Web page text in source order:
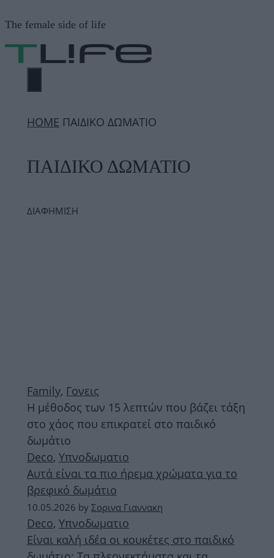
σε
περιεχόμενο
The female side of life
ΜΕΝΟΎ
ΗΟΜΕ ΠΑΙΔΙΚΟ ΔΩΜΑΤΙΟ
ΠΑΙΔΙΚΟ ΔΩΜΑΤΙΟ
ΔΙΑΦΗΜΙΣΗ
Family, Γονεις
Η μέθοδος των 15 λεπτών που βάζει τάξη
στο χάος που επικρατεί στο παιδικό
δωμάτιο
Deco, Υπνοδωματιο
Αυτά είναι τα πιο ήρεμα χρώματα για το
βρεφικό δωμάτιο
10.05.2026 by Σορινα Γιαννακη
Deco, Υπνοδωματιο
Είναι καλή ιδέα οι κουκέτες στο παιδικό